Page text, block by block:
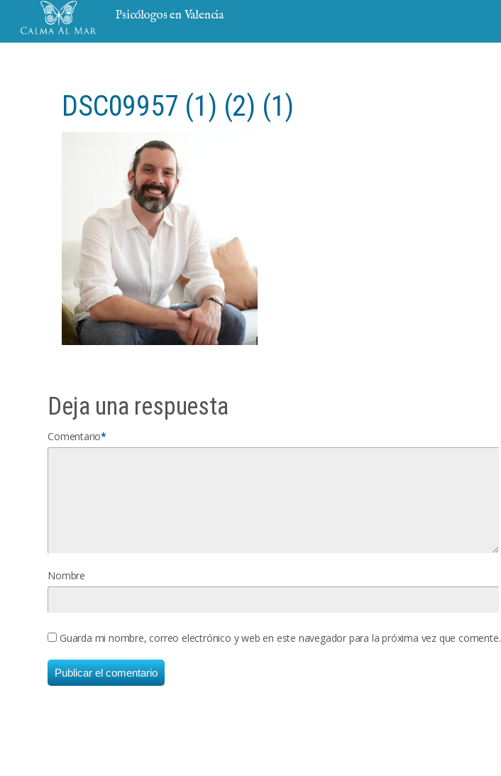
Psicólogos en Valencia
DSC09957 (1) (2) (1)
Deja una respuesta
Comentario*
Nombre
Guarda mi nombre, correo electrónico y web en este navegador para la próxima vez que comente.